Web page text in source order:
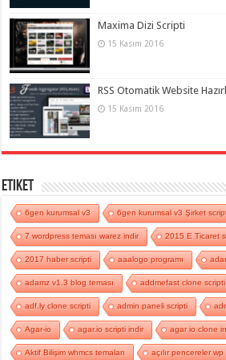
Maxima Dizi Scripti
15 Kasım 2016
RSS Otomatik Website
15 Kasım 2016
Etiket
6gen kurumsal v3 6gen kurumsal v3 Şirket
7 wordpress teması warez indir 2015 E Ticaret
2017 haber scripti aaalogo programı
adamz v1.3 blog teması addmefast clone scripti
adf.ly clone scripti admin paneli scripti
Agar-io agar.io scripti indir agar io clone
Aktif Bilişim whmcs temaları açılır pencereler